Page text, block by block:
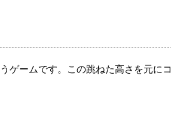
ゲームです。この跳ねた高さを元にコ